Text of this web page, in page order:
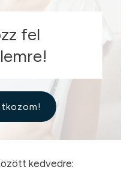
fel
kedvedre: